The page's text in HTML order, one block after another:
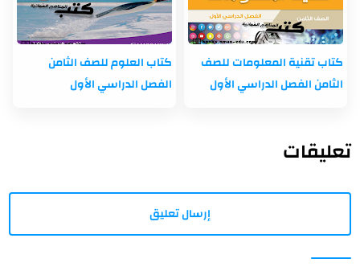
كتاب تقنية المعلومات للصف
الثامن الفصل الدراسي الأول
كتاب العلوم للصف الثامن
الفصل الدراسي الأول
تعليقات
إرسال تعليق